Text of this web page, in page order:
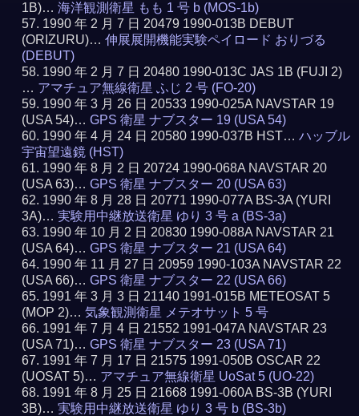
1B)…海洋観測衛星 もも 1 号 b (MOS-1b)
1990 年 2 月 7 日 20479 1990-013B DEBUT
(ORIZURU)…伸展展開機能実験ペイロード おりづる
(DEBUT)
1990 年 2 月 7 日 20480 1990-013C JAS 1B (FUJI 2)
… アマチュア無線衛星 ふじ 2 号 (FO-20)
1990 年 3 月 26 日 20533 1990-025A NAVSTAR 19
(USA 54)…GPS 衛星 ナブスター 19 (USA 54)
1990 年 4 月 24 日 20580 1990-037B HST…ハッブル
宇宙望遠鏡 (HST)
1990 年 8 月 2 日 20724 1990-068A NAVSTAR 20
(USA 63)…GPS 衛星 ナブスター 20 (USA 63)
1990 年 8 月 28 日 20771 1990-077A BS-3A (YURI
3A)…実験用中継放送衛星 ゆり 3 号 a (BS-3a)
1990 年 10 月 2 日 20830 1990-088A NAVSTAR 21
(USA 64)…GPS 衛星 ナブスター 21 (USA 64)
1990 年 11 月 27 日 20959 1990-103A NAVSTAR 22
(USA 66)…GPS 衛星 ナブスター 22 (USA 66)
1991 年 3 月 3 日 21140 1991-015B METEOSAT 5
(MOP 2)…気象観測衛星 メテオサット 5 号
1991 年 7 月 4 日 21552 1991-047A NAVSTAR 23
(USA 71)…GPS 衛星 ナブスター 23 (USA 71)
1991 年 7 月 17 日 21575 1991-050B OSCAR 22
(UOSAT 5)… アマチュア無線衛星 UoSat 5 (UO-22)
1991 年 8 月 25 日 21668 1991-060A BS-3B (YURI
3B)…実験用中継放送衛星 ゆり 3 号 b (BS-3b)